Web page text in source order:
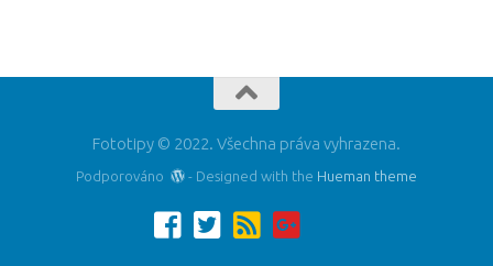
Fototipy © 2022. Všechna práva vyhrazena.
Podporováno - Designed with the Hueman theme